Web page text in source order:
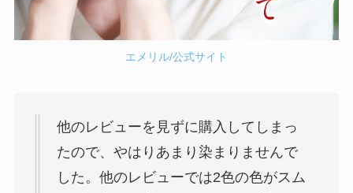
エメリル/公式サイト
他のレビューを見ずに購入してしまっ
たので、やはりあまり染まりませんで
した。他のレビューでは2色の色がスム